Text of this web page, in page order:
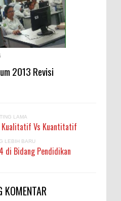
2013 Revisi
LAMA
Kualitatif Vs Kuantitatif
LEBIH BARU
di Bidang Pendidikan
KOMENTAR